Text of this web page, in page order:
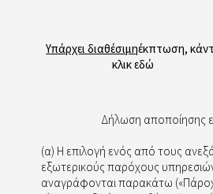
Υπάρχει διαθέσιμηέκπτωση,
κλικ εδώ
Δήλωση αποποίησης
(α) Η επιλογή ενός από τους
εξωτερικούς παρόχους
αναγράφονται παρακάτω